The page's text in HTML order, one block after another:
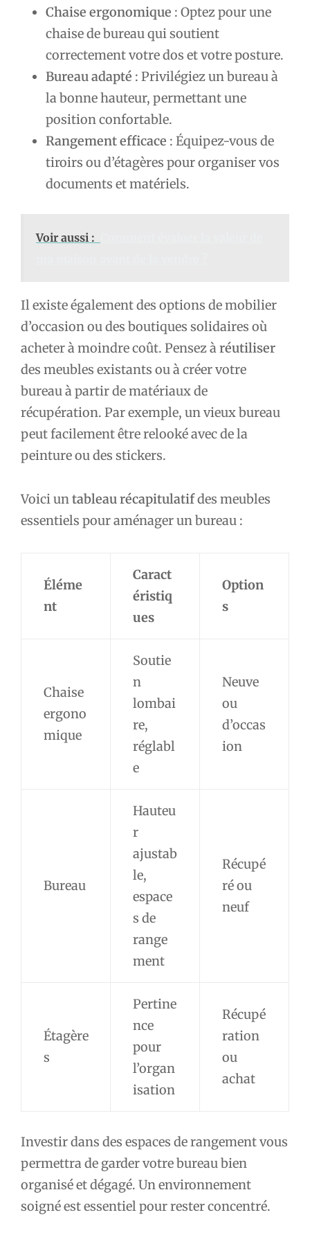
Chaise ergonomique : Optez pour une
chaise de bureau qui soutient
correctement votre dos et votre posture.
Bureau adapté : Privilégiez un bureau à
la bonne hauteur, permettant une
position confortable.
Rangement efficace : Équipez-vous de
tiroirs ou d’étagères pour organiser vos
documents et matériels.
Voir aussi :
Il existe également des options de mobilier
d’occasion ou des boutiques solidaires où
acheter à moindre coût. Pensez àréutiliser
des meubles existants ou à créer votre
bureau à partir de matériaux de
récupération. Par exemple, un vieux bureau
peut facilement être relooké avec de la
peinture ou des stickers.
Voici un tableau récapitulatifdes meubles
essentiels pour aménager un bureau :
Éléme
nt
Caract
éristiq
ues
Option
s
Chaise
ergono
mique
Soutie
n
lombai
re,
réglabl
e
Neuve
ou
d’occas
ion
Bureau
Hauteu
r
ajustab
le,
espace
s de
range
ment
Récupé
ré ou
neuf
Étagère
s
Pertine
nce
pour
l’organ
isation
Récupé
ration
ou
achat
Investir dans des espaces de rangement vous
permettra de garder votre bureau bien
organisé et dégagé. Un environnement
soigné est essentiel pour rester concentré.